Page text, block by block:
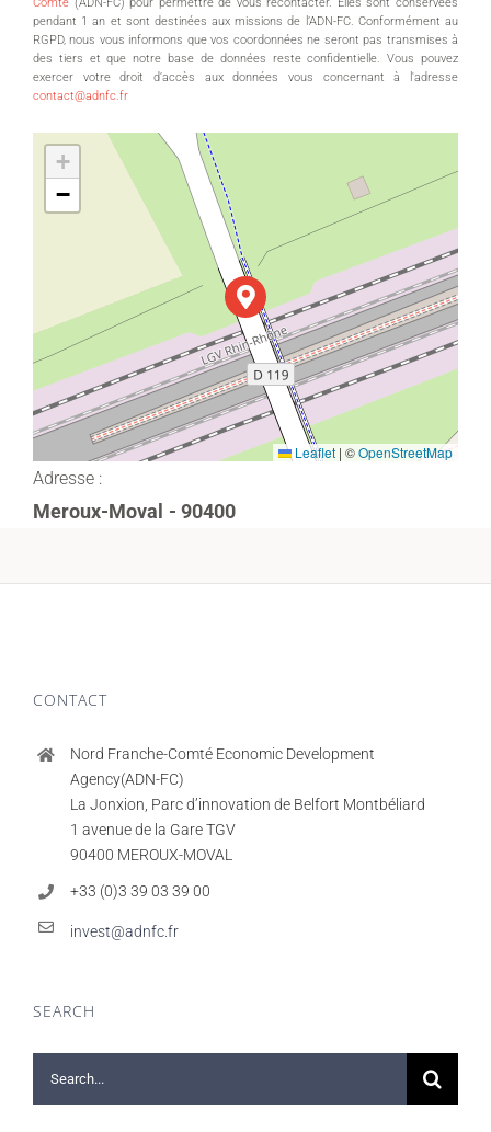
pendant 1 an et sont destinées aux missions de l’ADN-FC. Conformément au
RGPD, nous vous informons que vos coordonnées ne seront pas transmises à
des tiers et que notre base de données reste confidentielle. Vous pouvez
exercer votre droit d’accès aux données vous concernant à l'adresse
contact@adnfc.fr
+
−
Leaflet | ©OpenStreetMap
Adresse :
Meroux-Moval - 90400
CONTACT
Nord Franche-Comté Economic Development
Agency(ADN-FC)
La Jonxion, Parc d’innovation de Belfort Montbéliard
1 avenue de la Gare TGV
90400 MEROUX-MOVAL
+33 (0)3 39 03 39 00
invest@adnfc.fr
SEARCH
Search
for: